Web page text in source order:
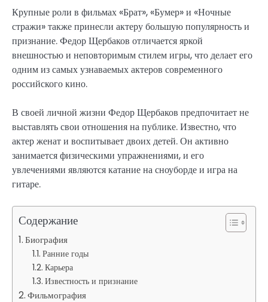
Крупные роли в фильмах «Брат», «Бумер» и «Ночные
стражи» также принесли актеру большую популярность и
признание. Федор Щербаков отличается яркой
внешностью и неповторимым стилем игры, что делает его
одним из самых узнаваемых актеров современного
российского кино.
В своей личной жизни Федор Щербаков предпочитает не
выставлять свои отношения на публике. Известно, что
актер женат и воспитывает двоих детей. Он активно
занимается физическими упражнениями, и его
увлечениями являются катание на сноуборде и игра на
гитаре.
Содержание
Биография
Ранние годы
Карьера
Известность и признание
Фильмография